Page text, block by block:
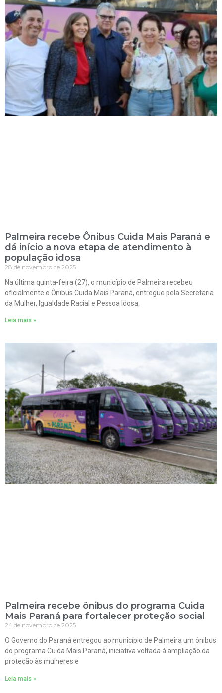
Palmeira recebe Ônibus Cuida Mais Paraná e
dá início a nova etapa de atendimento à
população idosa
28 de novembro de 2025
Na última quinta-feira (27), o município de Palmeira recebeu
oficialmente o Ônibus Cuida Mais Paraná, entregue pela Secretaria
da Mulher, Igualdade Racial e Pessoa Idosa.
Leia mais »
Palmeira recebe ônibus do programa Cuida
Mais Paraná para fortalecer proteção social
24 de novembro de 2025
O Governo do Paraná entregou ao município de Palmeira um ônibus
do programa Cuida Mais Paraná, iniciativa voltada à ampliação da
proteção às mulheres e
Leia mais »